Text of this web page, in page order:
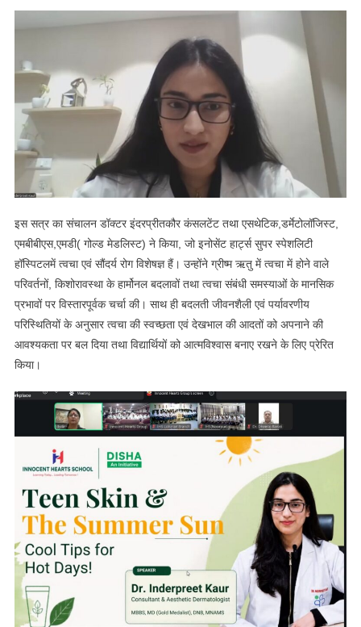
इस सत्र का संचालन डॉक्टर इंदरप्रीतकौर कंसलटेंट तथा एसथेटिक,डर्मेटोलॉजिस्ट,
एमबीबीएस,एमडी( गोल्ड मेडलिस्ट) ने किया, जो इनोसेंट हार्ट्स सुपर स्पेशलिटी
हॉस्पिटलमें त्वचा एवं सौंदर्य रोग विशेषज्ञ हैं। उन्होंने ग्रीष्म ऋतु में त्वचा में होने वाले
परिवर्तनों, किशोरावस्था के हार्मोनल बदलावों तथा त्वचा संबंधी समस्याओं के मानसिक
प्रभावों पर विस्तारपूर्वक चर्चा की। साथ ही बदलती जीवनशैली एवं पर्यावरणीय
परिस्थितियों के अनुसार त्वचा की स्वच्छता एवं देखभाल की आदतों को अपनाने की
आवश्यकता पर बल दिया तथा विद्यार्थियों को आत्मविश्वास बनाए रखने के लिए प्रेरित
किया।